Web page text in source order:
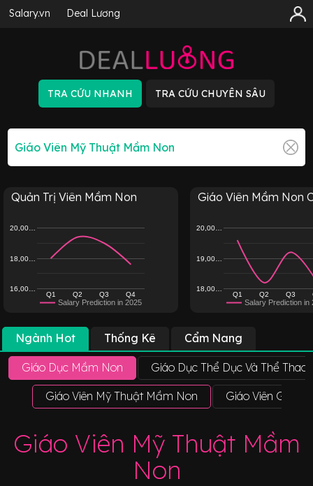
Salary.vn Deal Lương
Quản Trị Viên Mầm Non
Salary Prediction in 2025
Q1 Q2 Q3 Q4
16,00…
18,00…
20,00…
Giáo Viên Mầm Non
Salary Prediction in
Q1 Q2 Q3
18,00…
19,00…
20,00…
Ngành Hot Thống Kê Cẩm Nang
Giáo Dục Mầm Non Giáo Dục Thể Dục Và Thể Thao
Giáo Viên Mỹ Thuật Mầm Non Giáo Viên Giáo
Giáo Viên Mỹ Thuật Mầm
Non